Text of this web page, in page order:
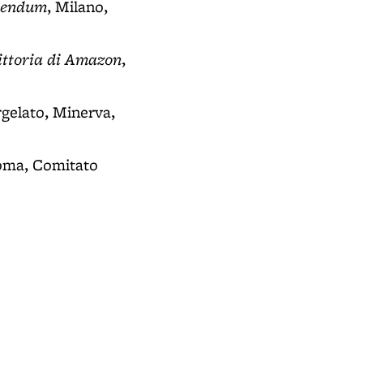
, Milano,
di Amazon,
Minerva,
Comitato